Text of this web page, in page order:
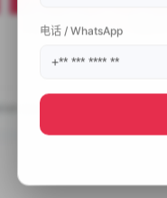
电话 / WhatsApp